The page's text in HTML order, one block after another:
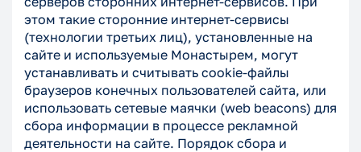
этом такие сторонние интернет-сервисы
(технологии третьих лиц), установленные на
сайте и используемые Монастырем, могут
устанавливать и считывать cookie-файлы
браузеров конечных пользователей сайта, или
использовать сетевые маячки (web beacons) для
сбора информации в процессе рекламной
деятельности на сайте. Порядок сбора и